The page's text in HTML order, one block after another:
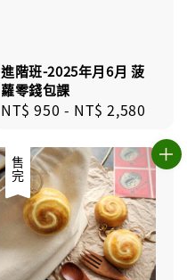
進階班-2025年月6月 菠
蘿零錢包課
Regular
NT$ 950 - NT$ 2,580
售完